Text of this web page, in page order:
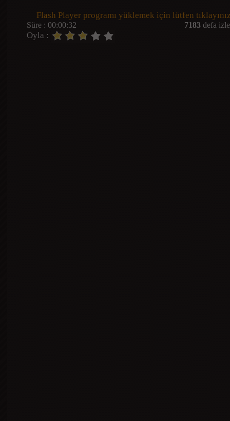
Flash Player programı yüklemek için lütfen
Süre : 00:00:32 7183 defa
Oyla :